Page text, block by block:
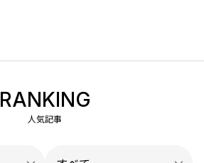
RANKING
人気記事